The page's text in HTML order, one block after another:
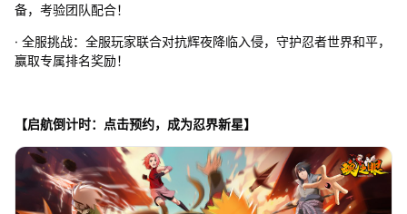
备，考验团队配合！
· 全服挑战：全服玩家联合对抗辉夜降临入侵，守护忍者世界和平，
赢取专属排名奖励！
【启航倒计时：点击预约，成为忍界新星】